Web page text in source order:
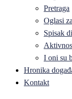
Pretraga
Oglasi
Spisak
I oni su
Hronika
Kontakt